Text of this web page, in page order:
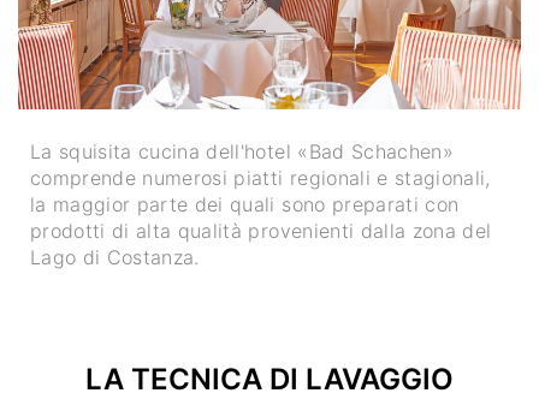
La squisita cucina dell'hotel «Bad Schachen»
comprende numerosi piatti regionali e stagionali,
la maggior parte dei quali sono preparati con
prodotti di alta qualità provenienti dalla zona del
Lago di Costanza.
LA TECNICA DI LAVAGGIO